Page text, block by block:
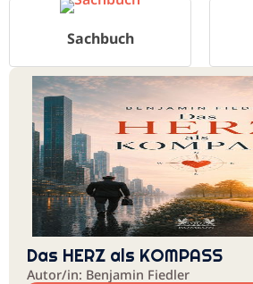
Romane
Das HERZ als KOMPASS
Autor/in: Benjamin Fiedler